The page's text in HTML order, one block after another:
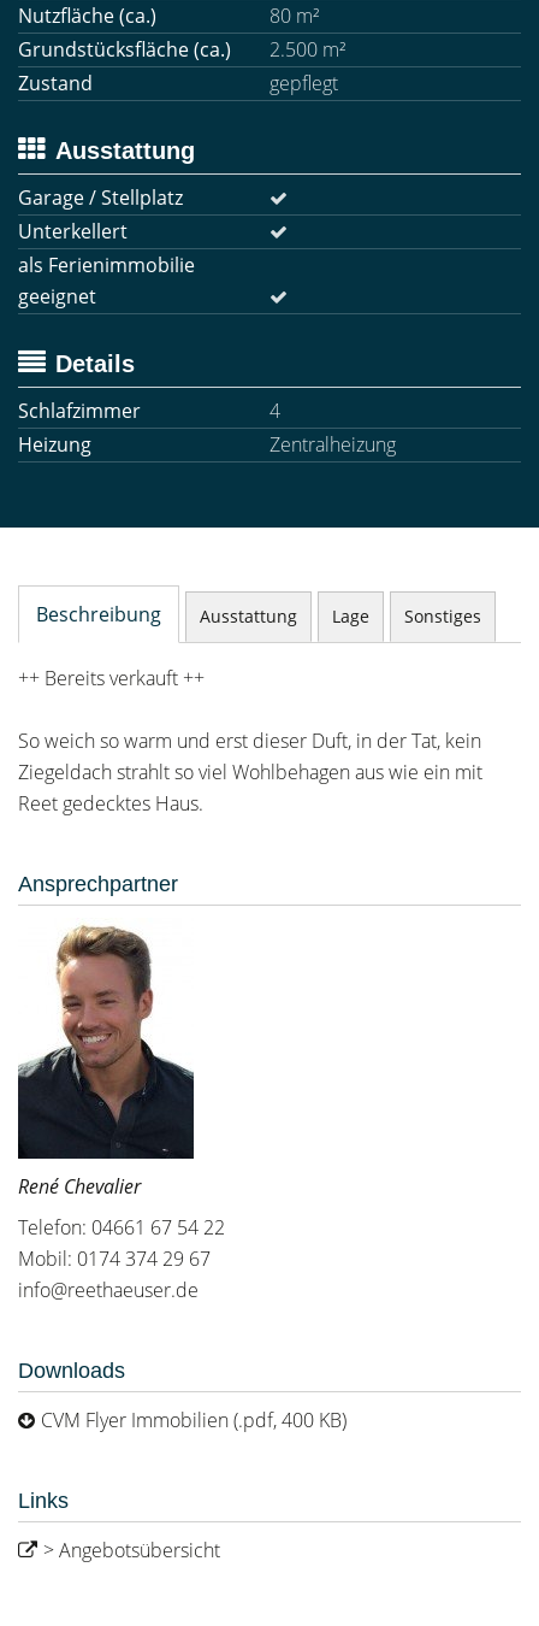
Nutzfläche (ca.)
80 m²
Grundstücksfläche (ca.)
2.500 m²
Zustand
gepflegt
Ausstattung
Garage / Stellplatz
Unterkellert
als Ferienimmobilie
geeignet
Details
Schlafzimmer
4
Heizung
Zentralheizung
Beschreibung Ausstattung Lage Sonstiges
++ Bereits verkauft ++
So weich so warm und erst dieser Duft, in der Tat, kein
Ziegeldach strahlt so viel Wohlbehagen aus wie ein mit
Reet gedecktes Haus.
Ansprechpartner
René Chevalier
Telefon: 04661 67 54 22
Mobil: 0174 374 29 67
info@reethaeuser.de
Downloads
CVM Flyer Immobilien (.pdf, 400 KB)
Links
> Angebotsübersicht